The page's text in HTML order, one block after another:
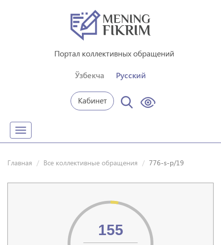
Портал коллективных обращений
Ўзбекча Русский
Кабинет
Toggle
navigation
Главная Все коллективные обращения 776-s-p/19
155